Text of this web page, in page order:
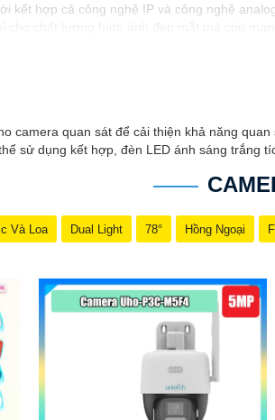
kết hợp cả công nghệ IP và công nghệ
camera quan sát để cải thiện khả năng
sử dụng kết hợp, đèn LED ánh sáng trắng
Và Loa Dual Light 78° Hồng Ngoại